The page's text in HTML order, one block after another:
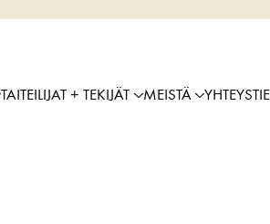
TAITEILIJAT + TEKIJÄT MEISTÄ